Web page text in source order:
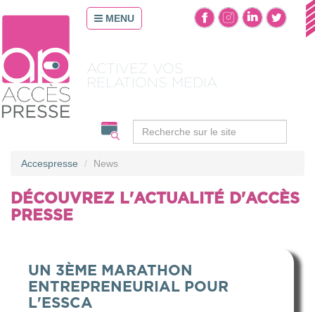
MENU
OPTIMISEZ
VOS CONTENUS
Accespresse News
DÉCOUVREZ L'ACTUALITÉ D'ACCÈS
PRESSE
UN 3ÈME MARATHON
ENTREPRENEURIAL POUR
L'ESSCA